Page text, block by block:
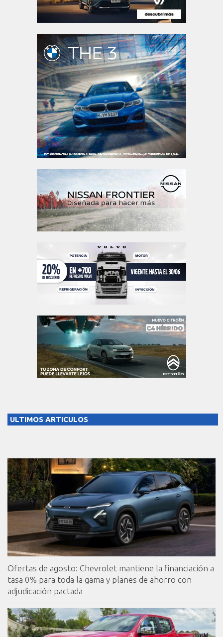
ULTIMOS ARTICULOS
Ofertas de agosto: Chevrolet mantiene la financiación a
tasa 0% para toda la gama y planes de ahorro con
adjudicación pactada